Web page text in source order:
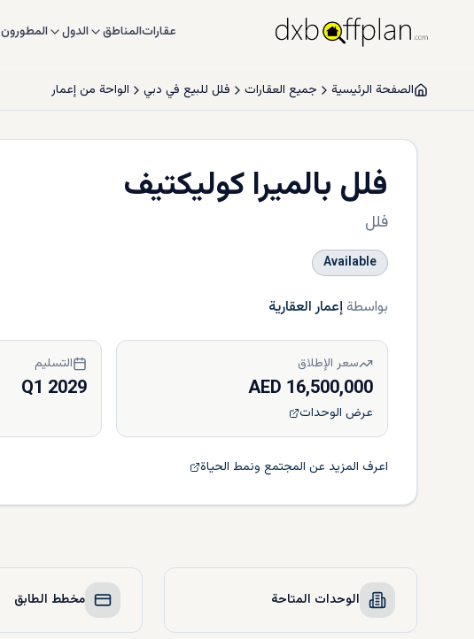
عقاراتالمناطق الدول المطورون
الصفحة الرئيسية جميع العقارات فلل للبيع في دبي الواحة من إعمار
فلل بالميرا كوليكتيف
فلل
Available
بواسطةإعمار العقارية
سعر الإطلاق
16,500,000 AED
عرض الوحدات
التسليم
Q1 2029
اعرف المزيد عن المجتمع ونمط الحياة
الوحدات المتاحة مخطط الطابق